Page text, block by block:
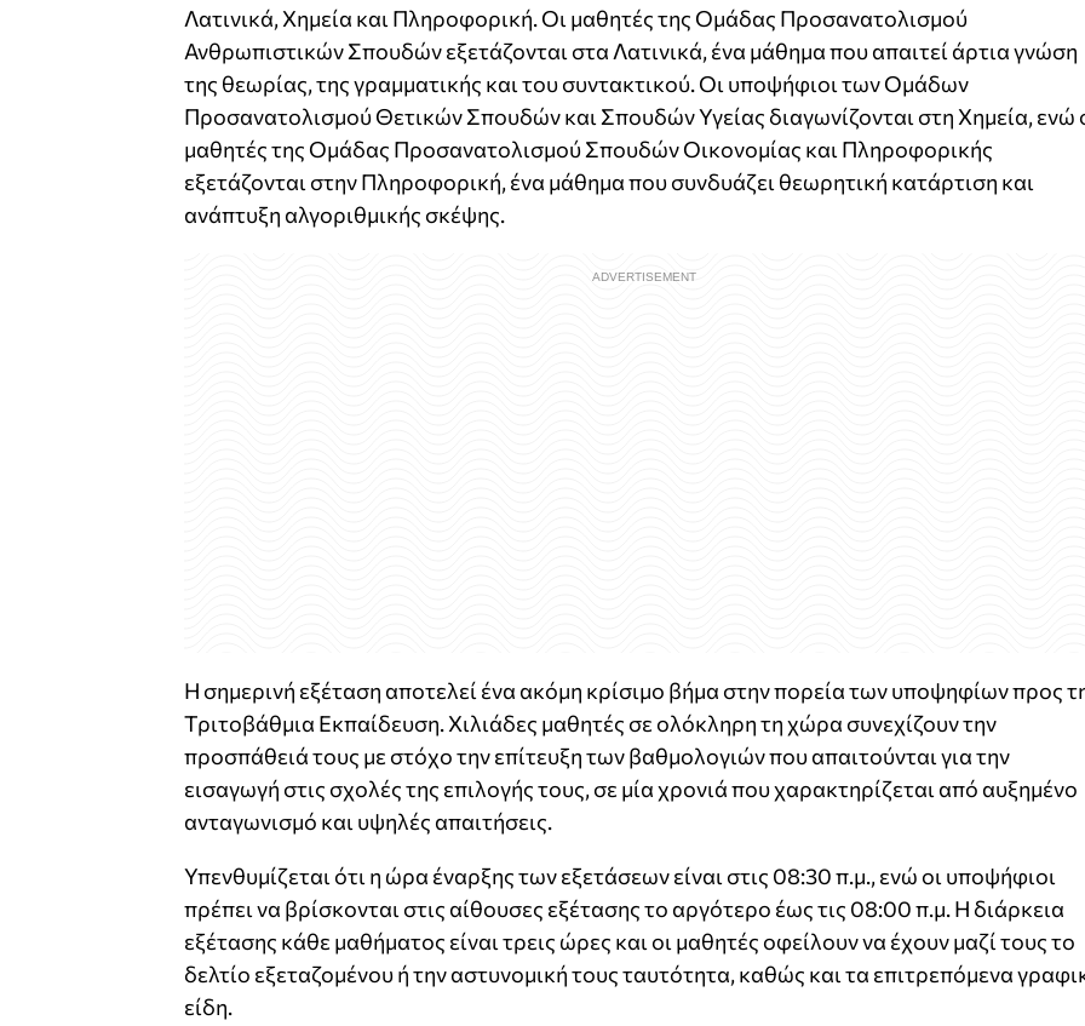
Λατινικά, Χημεία και Πληροφορική. Οι μαθητές της Ομάδας Προσανατολισμού
Ανθρωπιστικών Σπουδών εξετάζονται στα Λατινικά, ένα μάθημα που απαιτεί άρτια γνώση
της θεωρίας, της γραμματικής και του συντακτικού. Οι υποψήφιοι των Ομάδων
Προσανατολισμού Θετικών Σπουδών και Σπουδών Υγείας διαγωνίζονται στη Χημεία, ενώ
μαθητές της Ομάδας Προσανατολισμού Σπουδών Οικονομίας και Πληροφορικής
εξετάζονται στην Πληροφορική, ένα μάθημα που συνδυάζει θεωρητική κατάρτιση και
ανάπτυξη αλγοριθμικής σκέψης.
Η σημερινή εξέταση αποτελεί ένα ακόμη κρίσιμο βήμα στην πορεία των υποψηφίων προς
Τριτοβάθμια Εκπαίδευση. Χιλιάδες μαθητές σε ολόκληρη τη χώρα συνεχίζουν την
προσπάθειά τους με στόχο την επίτευξη των βαθμολογιών που απαιτούνται για την
εισαγωγή στις σχολές της επιλογής τους, σε μία χρονιά που χαρακτηρίζεται από αυξημένο
ανταγωνισμό και υψηλές απαιτήσεις.
Υπενθυμίζεται ότι η ώρα έναρξης των εξετάσεων είναι στις 08:30 π.μ., ενώ οι υποψήφιοι
πρέπει να βρίσκονται στις αίθουσες εξέτασης το αργότερο έως τις 08:00 π.μ. Η διάρκεια
εξέτασης κάθε μαθήματος είναι τρεις ώρες και οι μαθητές οφείλουν να έχουν μαζί τους το
δελτίο εξεταζομένου ή την αστυνομική τους ταυτότητα, καθώς και τα επιτρεπόμενα
είδη.